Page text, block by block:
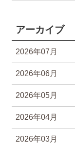
アーカイブ
2026年07月
2026年06月
2026年05月
2026年04月
2026年03月